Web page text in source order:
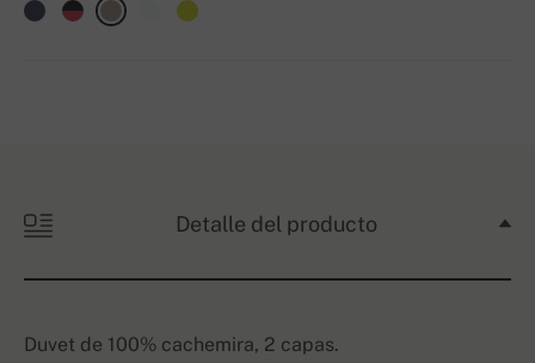
Detalle del producto
Duvet de 100% cachemira, 2 capas.